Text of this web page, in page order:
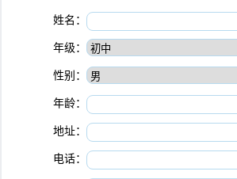
姓名：
年级：
性别：
年龄：
地址：
电话：